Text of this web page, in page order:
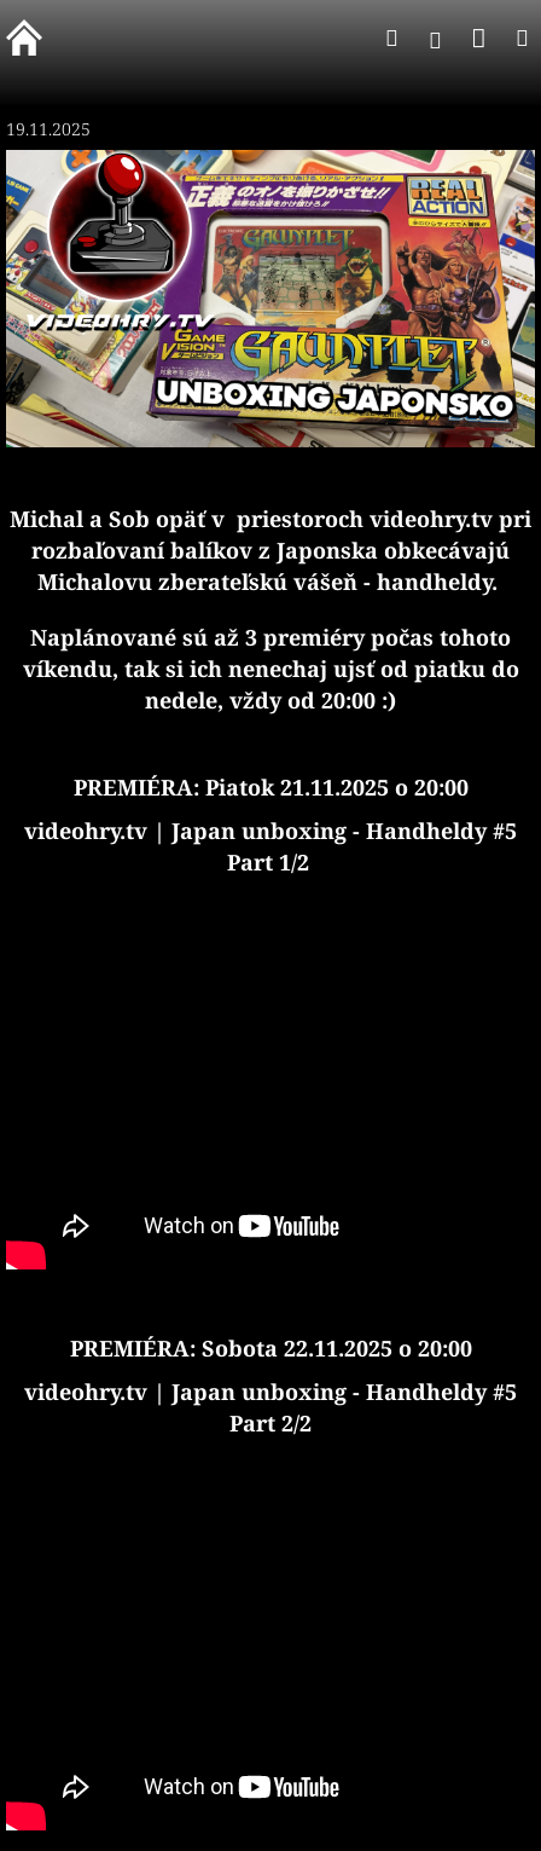
na
obsah
Hľadať
19.11.2025
Michal a Sob opäť v priestoroch videohry.tv pri
rozbaľovaní balíkov z Japonska obkecávajú
Michalovu zberateľskú vášeň - handheldy.
Naplánované sú až 3 premiéry počas tohoto
víkendu, tak si ich nenechaj ujsť od piatku do
nedele, vždy od 20:00 :)
PREMIÉRA: Piatok 21.11.2025 o 20:00
videohry.tv | Japan unboxing - Handheldy #5
Part 1/2
PREMIÉRA: Sobota 22.11.2025 o 20:00
videohry.tv | Japan unboxing - Handheldy #5
Part 2/2